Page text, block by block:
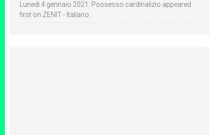
Lunedì 4 gennaio 2021: Possesso cardinalizio appeared
first on ZENIT - Italiano.